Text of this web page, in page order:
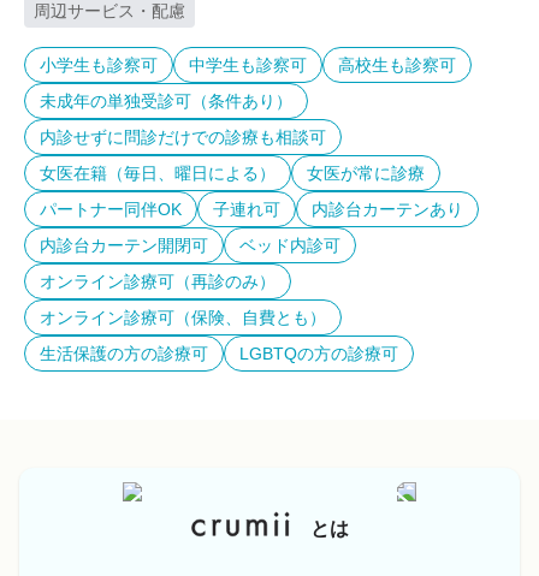
周辺サービス・配慮
小学生も診察可 中学生も診察可
高校生も診察可
未成年の単独受診可（条件あり）
内診せずに問診だけでの診療も相談可
女医在籍（毎日、曜日による）
女医が常に診療
パートナー同伴OK
子連れ可
内診台カーテンあり
内診台カーテン開閉可
ベッド内診可
オンライン診療可（再診のみ）
オンライン診療可（保険、自費とも）
生活保護の方の診療可
LGBTQの方の診療可
とは